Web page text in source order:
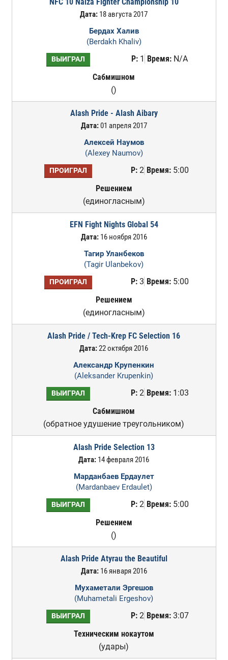
Дата: 18 августа 2017
Бердах Халив
(Berdakh Khaliv)
ВЫИГРАЛ Р: 1 Время: N/A
Сабмишном
()
Alash Pride - Alash Aibary
Дата:01 апреля 2017
Алексей Наумов
(Alexey Naumov)
ПРОИГРАЛ Р:2 Время:5:00
Решением
(единогласным)
EFN Fight Nights Global 54
Дата:16 ноября 2016
Тагир Уланбеков
(Tagir Ulanbekov)
ПРОИГРАЛ Р:3 Время:5:00
Решением
(единогласным)
Alash Pride / Tech-Krep FC Selection 16
Дата:22 октября 2016
Александр Крупенкин
(Aleksander Krupenkin)
ВЫИГРАЛ Р:2 Время:1:03
Сабмишном
(обратное удушение треугольником)
Alash Pride Selection 13
Дата: 14 февраля 2016
Марданбаев Ердаулет
(Mardanbaev Erdaulet)
ВЫИГРАЛ Р:2 Время:5:00
Решением
()
Alash Pride Atyrau the Beautiful
Дата:16 января 2016
Мухаметали Эргешов
(Muhametali Ergeshov)
ВЫИГРАЛ Р:2 Время:3:07
Техническим нокаутом
(удары)